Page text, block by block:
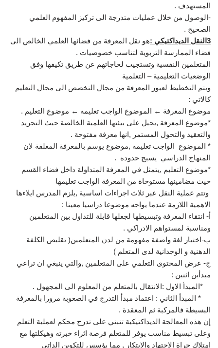
المستهدف .
-الوصول من خلال عمليات متدرجة الى تركيز المفهوم العلمي
الصحيح .
3النقل الديداكتيكي :
هو نقل المعرفة من فضائها العلمي الخالص الى
فضاء الممارسة التربوية لتناسب خصوصيات .
المتعلمين النفسية وتستجيب لحاجاتهم عن طريق تكيفها وفق
الوضعيات التعليمية – التعلمية
ويتم التخطيط لعبور المعرفة من مجال التخصص الى مجال التعليم
كالاتي :
موضوع المعرفة ← الموضوع الواجب تعليمه ← موضوع التعليم .
*موضوع المعرفة ,يحيل على بيئتها العلمية الخالصة حيث التجريد
والتعقيد والتحول المستمر ,انها معرفة مفتوحة .
* الموضوع الواجب تعليمه ,موضوع يوسم بالمعرفة المغلقة لان
المنهاج الدراسي يسيج حدوده .
*موضوع التعليم ,يتمثل في المعرفة المتداولة داخل فضاء القسم
حيث مضامينها مستوحاة من المعرفة الواجب تعليمها
وتتم عملية النقل عبر ثلاث اجراءات اساسية ,يلزم المدرس ايلاءها
الاهمية اللازمة عندما يواجه موضوعا دراسيا معينا :
أ- انتقاء المعرفة وتبسيطها لجعلها قابلة للتداول بين المتعلمين
ومناسبة لمستواهم الادراكي .
ب-اختيار لغة واصفة مفهومة من لدن المتعلمين( تقليص الكلفة
الدهنية و الوجدانية لدى المتعلم )
ج- عرض المحتوى التعلمي على المتعلمين ,والتي ينبغي ان تراعي
مبدأين اثنين :
*المبدأ الاول :الانتقال بالمتعلم من المعلوم الى المجهول .
* المبدأ الثاني : اعتماد مبدأ التدرج في الصعوبة مرورا بالمعرفة
البسيطة فالمركبة ثم المعقدة .
إن هذه المعالجة الديداكتيكية تنبني على تدرج محكم لعملية التعلم
وعلى تبسيط مناسب يوفر للمتعلم فرصة اثراء خبرته وهيكلتها مع
امتلاك جراة الاجتهاد والابتكار , مما يؤسس للتكوين الداتي